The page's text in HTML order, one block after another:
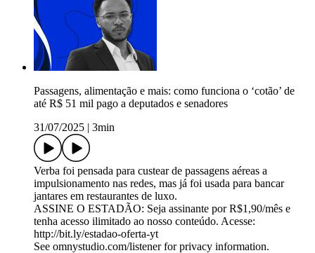
Passagens, alimentação e mais: como funciona o ‘cotão’ de
até R$ 51 mil pago a deputados e senadores
31/07/2025 | 3min
Verba foi pensada para custear de passagens aéreas a
impulsionamento nas redes, mas já foi usada para bancar
jantares em restaurantes de luxo.
ASSINE O ESTADÃO: Seja assinante por R$1,90/mês e
tenha acesso ilimitado ao nosso conteúdo. Acesse:
http://bit.ly/estadao-oferta-yt
See omnystudio.com/listener for privacy information.